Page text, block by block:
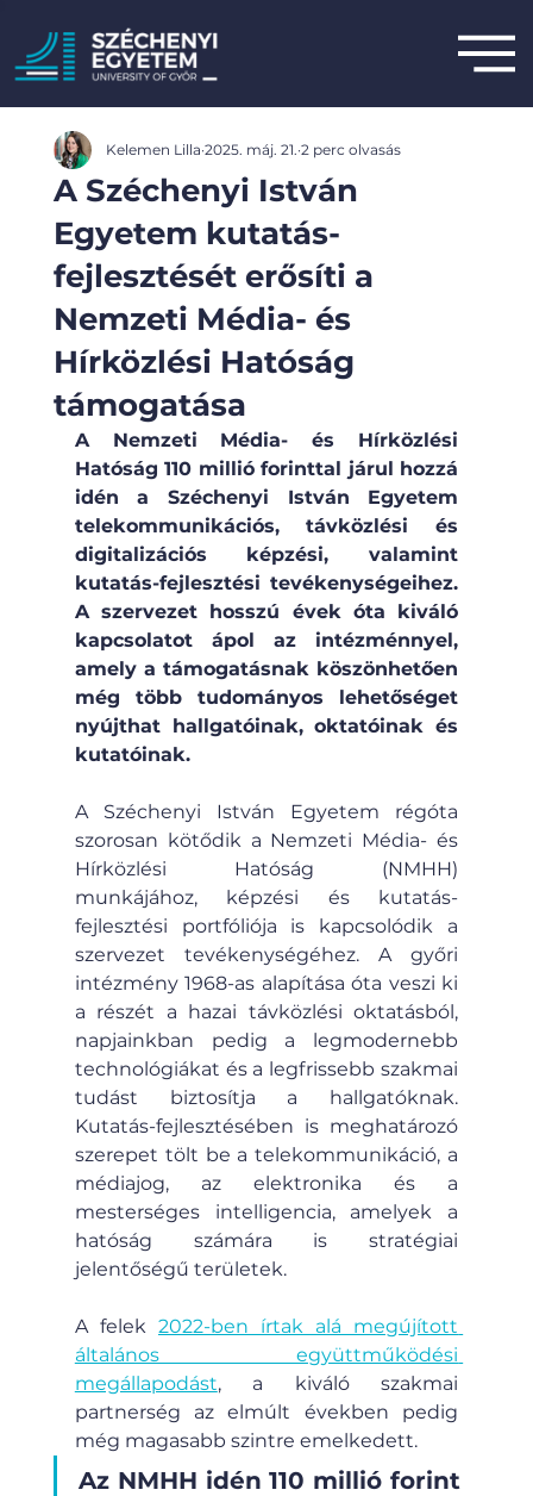
A Széchenyi István
Egyetem kutatás-
fejlesztését erősíti a
Nemzeti Média- és
Hírközlési Hatóság
támogatása
Kelemen Lilla 2025. máj. 21. 2 perc olvasás
A Nemzeti Média- és Hírközlési
Hatóság 110 millió forinttal járul hozzá
idén a Széchenyi István Egyetem
telekommunikációs, távközlési és
digitalizációs képzési, valamint
kutatás-fejlesztési tevékenységeihez.
A szervezet hosszú évek óta kiváló
kapcsolatot ápol az intézménnyel,
amely a támogatásnak köszönhetően
még több tudományos lehetőséget
nyújthat hallgatóinak, oktatóinak és
kutatóinak.
A Széchenyi István Egyetem régóta
szorosan kötődik a Nemzeti Média- és
Hírközlési Hatóság (NMHH)
munkájához, képzési és kutatás-
fejlesztési portfóliója is kapcsolódik a
szervezet tevékenységéhez. A győri
intézmény 1968-as alapítása óta veszi ki
a részét a hazai távközlési oktatásból,
napjainkban pedig a legmodernebb
technológiákat és a legfrissebb szakmai
tudást biztosítja a hallgatóknak.
Kutatás-fejlesztésében is meghatározó
szerepet tölt be a telekommunikáció, a
médiajog, az elektronika és a
mesterséges intelligencia, amelyek a
hatóság számára is stratégiai
jelentőségű területek.
A felek 2022-ben írtak alá megújított
általános együttműködési
megállapodást, a kiváló szakmai
partnerség az elmúlt években pedig
még magasabb szintre emelkedett.
Az NMHH idén 110 millió forint